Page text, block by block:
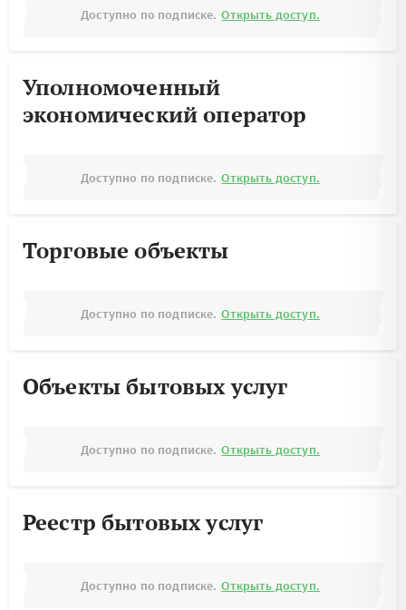
Доступно по подписке. Открыть доступ.
Уполномоченный
экономический оператор
Доступно по подписке. Открыть доступ.
Торговые объекты
Доступно по подписке. Открыть доступ.
Объекты бытовых услуг
Доступно по подписке. Открыть доступ.
Реестр бытовых услуг
Доступно по подписке. Открыть доступ.